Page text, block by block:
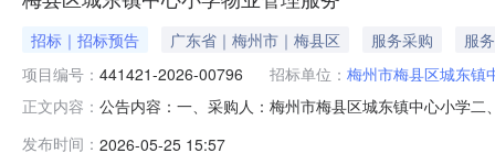
招标｜招标预告 广东省｜梅州市｜梅县区 服务采购
服务
项目编号： 441421-2026-00796 招标单位： 梅州市梅县区城东镇
正文内容： 公告内容：一、采购人：梅州市梅县区城东镇中心小学
发布时间： 2026-05-25 15:57